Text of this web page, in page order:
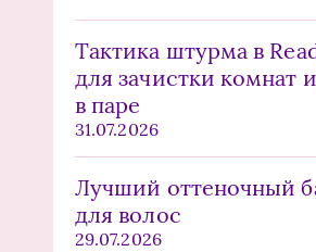
Тактика штурма в
для зачистки комнат
в паре
31.07.2026
Лучший оттеночный
для волос
29.07.2026